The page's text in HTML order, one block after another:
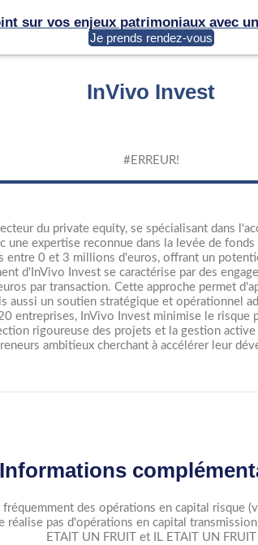
sur vos enjeux patrimoniaux avec
Je prends rendez-vous
InVivo Invest
#ERREUR!
du private equity, se spécialisant dans
une expertise reconnue dans la levée de
entre 0 et 3 millions d'euros, offrant un
d'InVivo Invest se caractérise par des
par transaction. Cette approche permet
aussi un soutien stratégique et opérationnel
entreprises, InVivo Invest minimise le risque
rigoureuse des projets et la gestion
ambitieux cherchant à accélérer leur
Informations
des opérations en capital risque
réalise pas d'opérations en capital
ETAIT UN FRUIT et IL ETAIT UN FRUIT